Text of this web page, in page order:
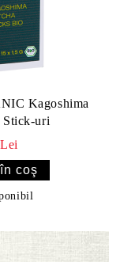
Kagoshima
Stick-uri